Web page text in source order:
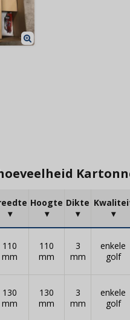
Hoogte Dikte
110
mm
110
mm
3
mm
enkele
golf
130
mm
130
mm
3
mm
enkele
golf